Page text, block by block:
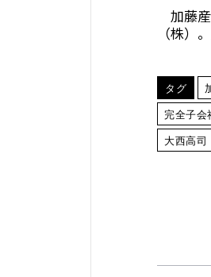
加藤
（株）
タグ
完全子会
大西高司